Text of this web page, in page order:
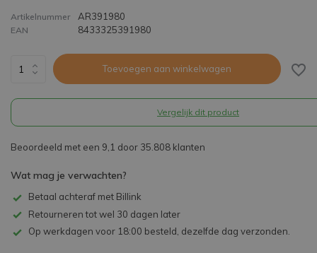
Artikelnummer AR391980
EAN 8433325391980
Toevoegen aan winkelwagen
Vergelijk dit product
Beoordeeld met een 9,1 door 35.808 klanten
Wat mag je verwachten?
Betaal achteraf met Billink
Retourneren tot wel 30 dagen later
Op werkdagen voor 18:00 besteld, dezelfde dag verzonden.